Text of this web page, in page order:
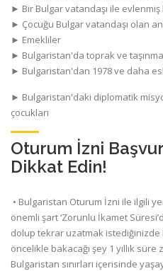
► Bir Bulgar vatandaşı ile evlenmiş
► Çocuğu Bulgar vatandaşı olan
► Emekliler
► Bulgaristan'da toprak ve
► Bulgaristan'dan 1978 ve daha
► Bulgaristan'daki diplomatik
çocukları
Oturum İzni
Dikkat Edin!
• Bulgaristan Oturum İzni ile ilgili
önemli şart ‘Zorunlu İkamet
dolup tekrar uzatmak istediğinizde
öncelikle bakacağı şey 1 yıllık
Bulgaristan sınırları içerisinde